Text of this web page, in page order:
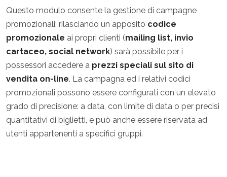
Questo modulo consente la gestione di campagne
promozionali: rilasciando un apposito codice
promozionale ai propri clienti (mailing list, invio
cartaceo, social network) sarà possibile per i
possessori accedere a prezzi speciali sul sito di
vendita on-line. La campagna ed i relativi codici
promozionali possono essere configurati con un elevato
grado di precisione: a data, con limite di data o per precisi
quantitativi di biglietti, e può anche essere riservata ad
utenti appartenenti a specifici gruppi.